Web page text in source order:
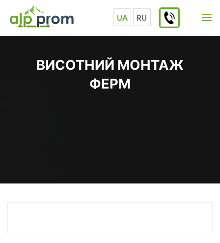
content
UA RU
ВИСОТНИЙ МОНТАЖ
ФЕРМ